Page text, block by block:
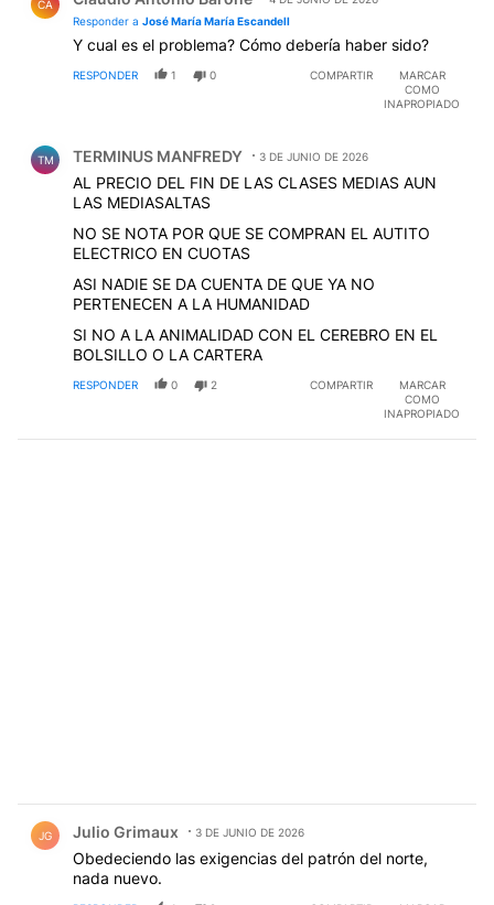
CA
Responder a José María María Escandell
Y cual es el problema? Cómo debería haber sido?
RESPONDER 1 0 COMPARTIR
MARCAR
COMO
INAPROPIADO
TM TERMINUS MANFREDY 3 DE JUNIO DE 2026
AL PRECIO DEL FIN DE LAS CLASES MEDIAS AUN
LAS MEDIASALTAS
NO SE NOTA POR QUE SE COMPRAN EL AUTITO
ELECTRICO EN CUOTAS
ASI NADIE SE DA CUENTA DE QUE YA NO
PERTENECEN A LA HUMANIDAD
SI NO A LA ANIMALIDAD CON EL CEREBRO EN EL
BOLSILLO O LA CARTERA
RESPONDER 0 2 COMPARTIR
MARCAR
COMO
INAPROPIADO
JG Julio Grimaux 3 DE JUNIO DE 2026
Obedeciendo las exigencias del patrón del norte,
nada nuevo.